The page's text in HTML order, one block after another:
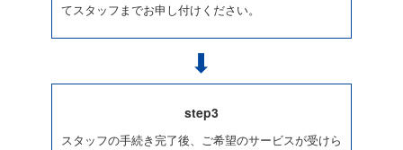
てスタッフまでお申し付けください。
step3
スタッフの手続き完了後、ご希望のサービスが受けら